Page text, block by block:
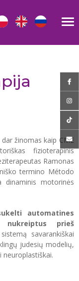
žinomas kaip CME
fizioterapinis
Ramonas
termino Método
dinaminis motorinės
automatines
nukreiptus prieš
savarankiškai
judesių modelių,